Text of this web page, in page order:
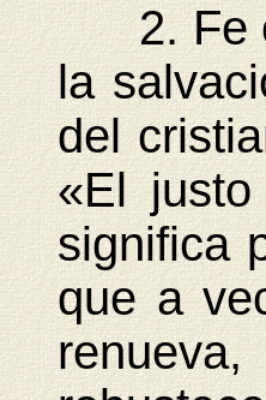
2. Fe
la
del
«El
significa
que a